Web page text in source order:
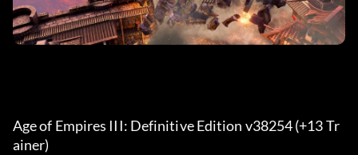
Age of Empires III: Definitive Edition v38254 (+13 Tr
ainer)